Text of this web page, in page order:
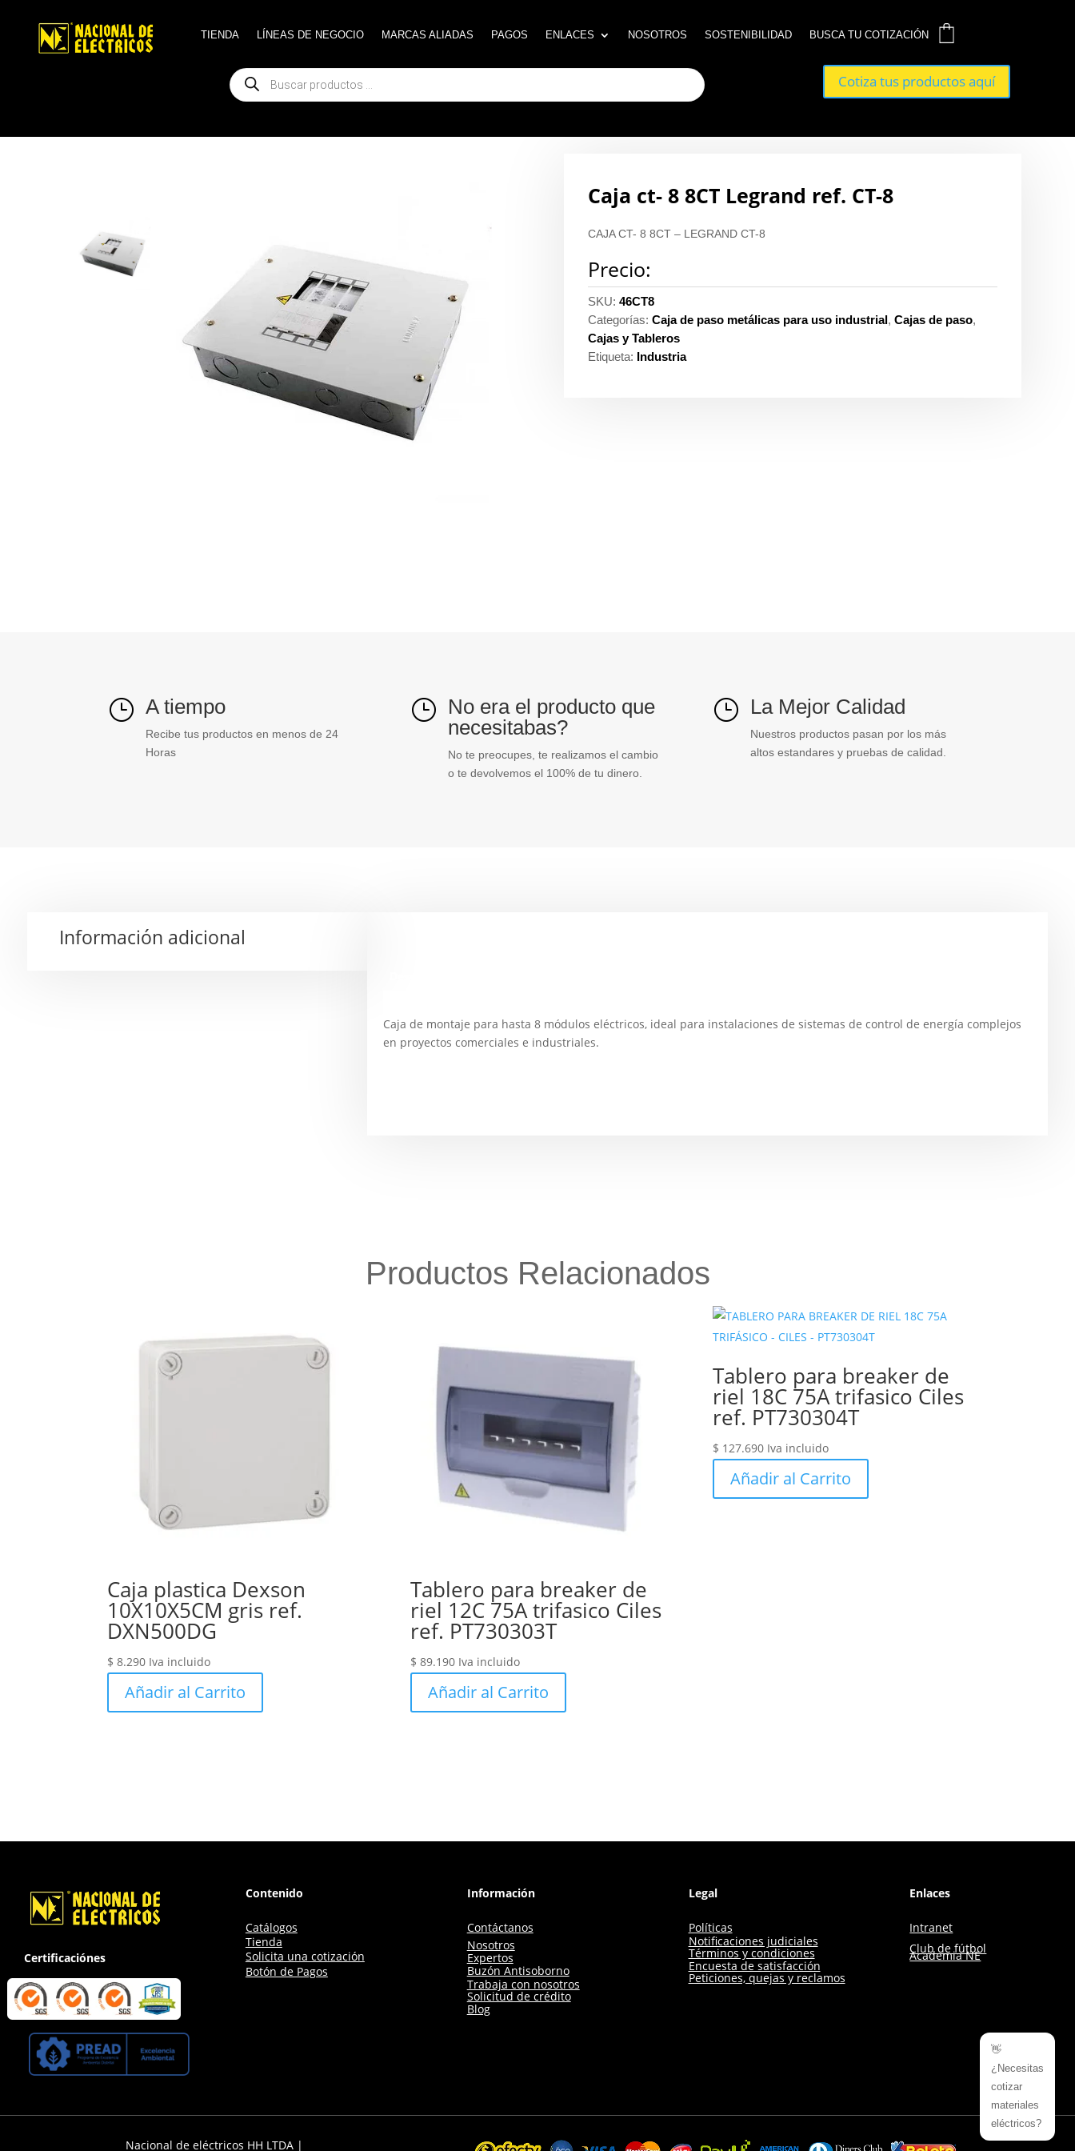
TIENDA LÍNEAS DE NEGOCIO MARCAS ALIADAS PAGOS ENLACES NOSOTROS SOSTENIBILIDAD BUSCA TU COTIZACIÓN
Búsqueda
de
productos
Cotiza tus productos aquí
TIENDA LÍNEAS DE NEGOCIO MARCAS ALIADAS PAGOS ENLACES NOSOTROS SOSTENIBILIDAD BUSCA TU COTIZACIÓN
Búsqueda
de
productos
Cotiza tus productos aquí
Caja ct- 8 8CT Legrand ref. CT-8
CAJA CT- 8 8CT – LEGRAND CT-8
Precio:
SKU:46CT8
Categorías:Caja de paso metálicas para uso industrial,Cajas de paso,
Cajas y Tableros
Etiqueta: Industria
} A tiempo
Recibe tus productos en menos de 24
Horas
} No era el producto que
necesitabas?
No te preocupes, te realizamos el cambio
o te devolvemos el 100% de tu dinero.
} La Mejor Calidad
Nuestros productos pasan por los más
altos estandares y pruebas de calidad.
Información adicional
Caja de montaje para hasta 8 módulos eléctricos, ideal para instalaciones de sistemas de control de energía complejos
en proyectos comerciales e industriales.
Productos Relacionados
Caja plastica Dexson
10X10X5CM gris ref.
DXN500DG
$ 8.290 Iva incluido
Añadir al Carrito
Tablero para breaker de
riel 12C 75A trifasico Ciles
ref. PT730303T
$ 89.190 Iva incluido
Añadir al Carrito
Tablero para breaker de
riel 18C 75A trifasico Ciles
ref. PT730304T
$ 127.690 Iva incluido
Añadir al Carrito
Certificaciónes
Contenido
Catálogos
Tienda
Solicita una cotización
Botón de Pagos
Información
Contáctanos
Nosotros
Expertos
Buzón Antisoborno
Trabaja con nosotros
Solicitud de crédito
Blog
Legal
Políticas
Notificaciones judiciales
Términos y condiciones
Encuesta de satisfacción
Peticiones, quejas y reclamos
Enlaces
Intranet
Club de fútbol
Academia NE
👋
¿Necesitas
cotizar
materiales
eléctricos?
Nacional de eléctricos HH LTDA |